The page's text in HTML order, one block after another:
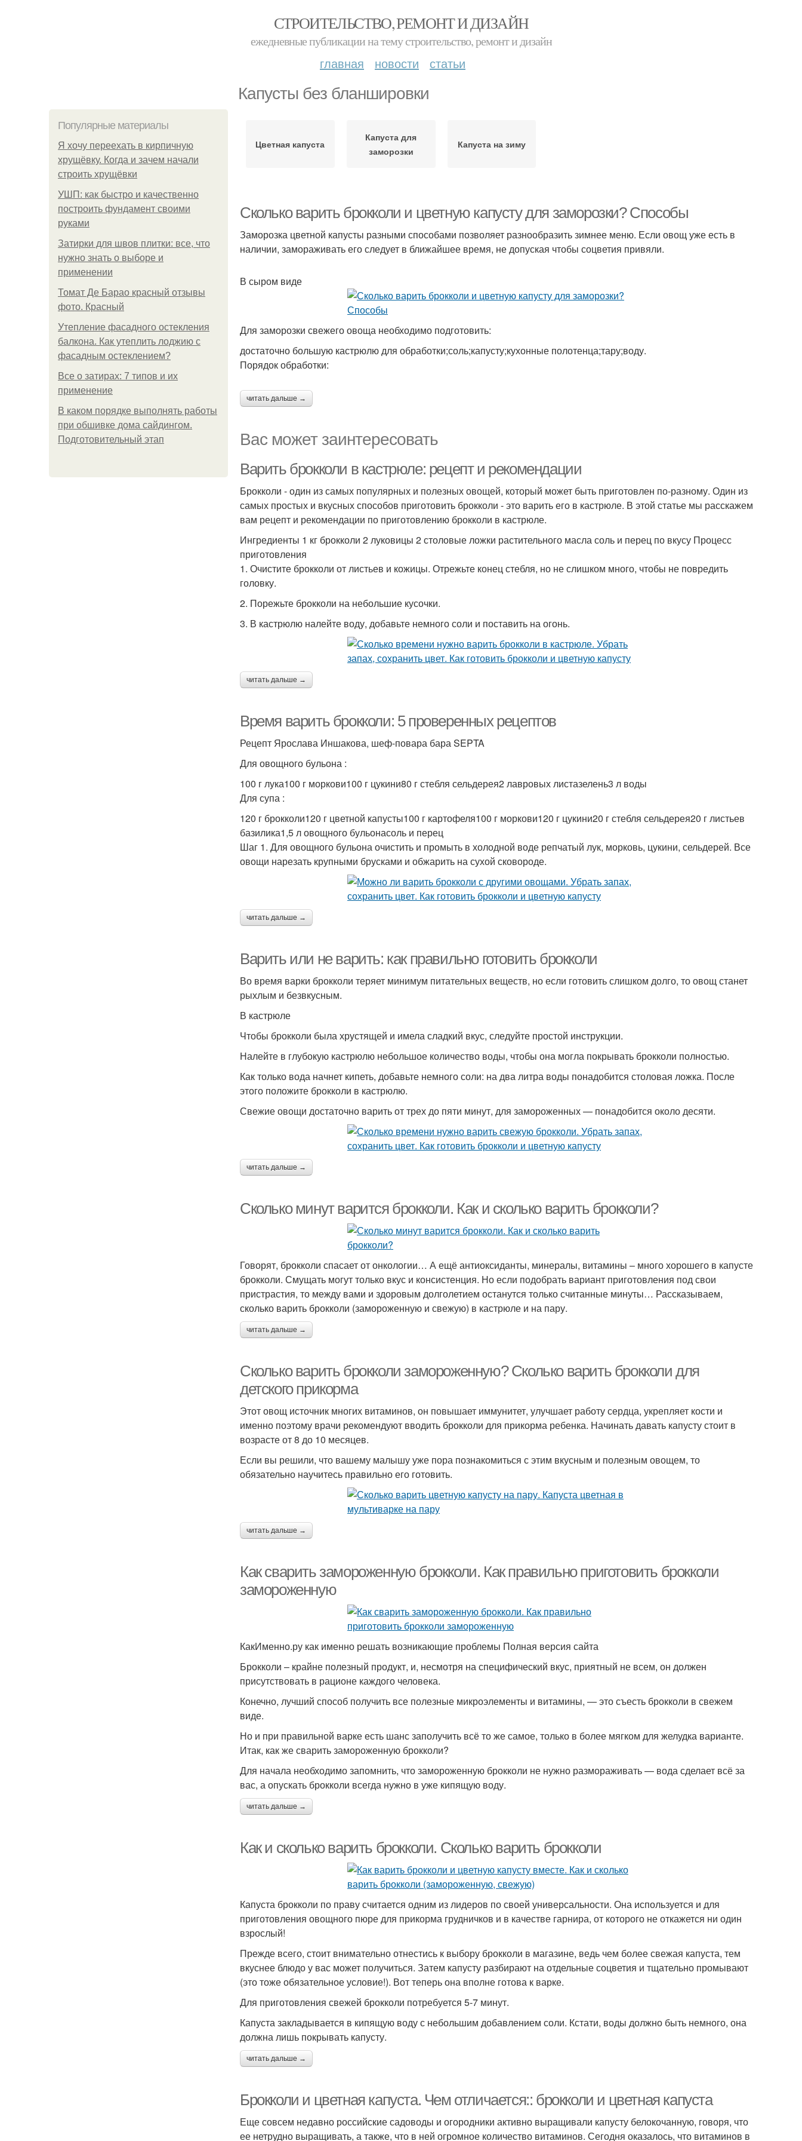
СТРОИТЕЛЬСТВО, РЕМОНТ И ДИЗАЙН
ежедневные публикации на тему строительство, ремонт и дизайн
главная новости статьи
Капусты без бланшировки
Популярные материалы
Я хочу переехать в кирпичную
хрущёвку. Когда и зачем начали
строить хрущёвки
УШП: как быстро и качественно
построить фундамент своими
руками
Затирки для швов плитки: все, что
нужно знать о выборе и
применении
Томат Де Барао красный отзывы
фото. Красный
Утепление фасадного остекления
балкона. Как утеплить лоджию с
фасадным остеклением?
Все о затирах: 7 типов и их
применение
В каком порядке выполнять работы
при обшивке дома сайдингом.
Подготовительный этап
Цветная капуста
Капуста для
заморозки
Капуста на зиму
Сколько варить брокколи и цветную капусту для заморозки? Способы
Заморозка цветной капусты разными способами позволяет разнообразить зимнее меню. Если овощ уже есть в
наличии, замораживать его следует в ближайшее время, не допуская чтобы соцветия привяли.
В сыром виде
Для заморозки свежего овоща необходимо подготовить:
достаточно большую кастрюлю для обработки;соль;капусту;кухонные полотенца;тару;воду.
Порядок обработки:
читать дальше →
Вас может заинтересовать
Варить брокколи в кастрюле: рецепт и рекомендации
Брокколи - один из самых популярных и полезных овощей, который может быть приготовлен по-разному. Один из
самых простых и вкусных способов приготовить брокколи - это варить его в кастрюле. В этой статье мы расскажем
вам рецепт и рекомендации по приготовлению брокколи в кастрюле.
Ингредиенты 1 кг брокколи 2 луковицы 2 столовые ложки растительного масла соль и перец по вкусу Процесс
приготовления
1. Очистите брокколи от листьев и кожицы. Отрежьте конец стебля, но не слишком много, чтобы не повредить
головку.
2. Порежьте брокколи на небольшие кусочки.
3. В кастрюлю налейте воду, добавьте немного соли и поставить на огонь.
читать дальше →
Время варить брокколи: 5 проверенных рецептов
Рецепт Ярослава Иншакова, шеф-повара бара SEPTA
Для овощного бульона :
100 г лука100 г моркови100 г цукини80 г стебля сельдерея2 лавровых листазелень3 л воды
Для супа :
120 г брокколи120 г цветной капусты100 г картофеля100 г моркови120 г цукини20 г стебля сельдерея20 г листьев
базилика1,5 л овощного бульонасоль и перец
Шаг 1. Для овощного бульона очистить и промыть в холодной воде репчатый лук, морковь, цукини, сельдерей. Все
овощи нарезать крупными брусками и обжарить на сухой сковороде.
читать дальше →
Варить или не варить: как правильно готовить брокколи
Во время варки брокколи теряет минимум питательных веществ, но если готовить слишком долго, то овощ станет
рыхлым и безвкусным.
В кастрюле
Чтобы брокколи была хрустящей и имела сладкий вкус, следуйте простой инструкции.
Налейте в глубокую кастрюлю небольшое количество воды, чтобы она могла покрывать брокколи полностью.
Как только вода начнет кипеть, добавьте немного соли: на два литра воды понадобится столовая ложка. После
этого положите брокколи в кастрюлю.
Свежие овощи достаточно варить от трех до пяти минут, для замороженных — понадобится около десяти.
читать дальше →
Сколько минут варится брокколи. Как и сколько варить брокколи?
Говорят, брокколи спасает от онкологии… А ещё антиоксиданты, минералы, витамины – много хорошего в капусте
брокколи. Смущать могут только вкус и консистенция. Но если подобрать вариант приготовления под свои
пристрастия, то между вами и здоровым долголетием останутся только считанные минуты… Рассказываем,
сколько варить брокколи (замороженную и свежую) в кастрюле и на пару.
читать дальше →
Сколько варить брокколи замороженную? Сколько варить брокколи для
детского прикорма
Этот овощ источник многих витаминов, он повышает иммунитет, улучшает работу сердца, укрепляет кости и
именно поэтому врачи рекомендуют вводить брокколи для прикорма ребенка. Начинать давать капусту стоит в
возрасте от 8 до 10 месяцев.
Если вы решили, что вашему малышу уже пора познакомиться с этим вкусным и полезным овощем, то
обязательно научитесь правильно его готовить.
читать дальше →
Как сварить замороженную брокколи. Как правильно приготовить брокколи
замороженную
КакИменно.ру как именно решать возникающие проблемы Полная версия сайта
Брокколи – крайне полезный продукт, и, несмотря на специфический вкус, приятный не всем, он должен
присутствовать в рационе каждого человека.
Конечно, лучший способ получить все полезные микроэлементы и витамины, — это съесть брокколи в свежем
виде.
Но и при правильной варке есть шанс заполучить всё то же самое, только в более мягком для желудка варианте.
Итак, как же сварить замороженную брокколи?
Для начала необходимо запомнить, что замороженную брокколи не нужно размораживать — вода сделает всё за
вас, а опускать брокколи всегда нужно в уже кипящую воду.
читать дальше →
Как и сколько варить брокколи. Сколько варить брокколи
Капуста брокколи по праву считается одним из лидеров по своей универсальности. Она используется и для
приготовления овощного пюре для прикорма грудничков и в качестве гарнира, от которого не откажется ни один
взрослый!
Прежде всего, стоит внимательно отнестись к выбору брокколи в магазине, ведь чем более свежая капуста, тем
вкуснее блюдо у вас может получиться. Затем капусту разбирают на отдельные соцветия и тщательно промывают
(это тоже обязательное условие!). Вот теперь она вполне готова к варке.
Для приготовления свежей брокколи потребуется 5-7 минут.
Капуста закладывается в кипящую воду с небольшим добавлением соли. Кстати, воды должно быть немного, она
должна лишь покрывать капусту.
читать дальше →
Брокколи и цветная капуста. Чем отличается:: брокколи и цветная капуста
Еще совсем недавно российские садоводы и огородники активно выращивали капусту белокочанную, говоря, что
ее нетрудно выращивать, а также, что в ней огромное количество витаминов. Сегодня оказалось, что витаминов в